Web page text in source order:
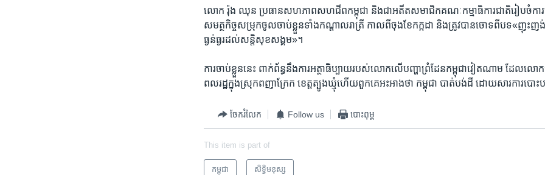
លោក​ រ៉ុង ឈុន ​ប្រធាន​សហភាព​សហជីព​កម្ពុជា ​និង​ជា​អតីត​សមាជិក​គណៈ​កម្មាធិការ​ជាតិ​រៀប​ចំ​ការ​ប
សមត្ថ​កិច្ច​សម្រុក​ចូល​ចាប់​ខ្លួន​ទាំង​កណ្ដាល​រាត្រី ​កាល​ពី​ចុង​ខែ​កក្កដា​ និង​ត្រូវ​បាន​ចោទ​ពី​បទ​«ញុះ​ញង់​ប
ធ្ងន់ធ្ងរ​ដល់​សន្តិសុខ​សង្គម»។ ​
ការ​ចាប់​ខ្លួន​នេះ​ ពាក់ព័ន្ធ​នឹង​ការ​អត្ថាធិប្បាយ​របស់​លោក​លើ​បញ្ហា​ព្រំដែន​កម្ពុជា​វៀតណាម​ ដែល​លោ
ពលរដ្ឋ​ក្នុង​ស្រុក​ពញា​ក្រែក​ ខេត្ត​ត្បូងឃ្មុំ​ហើយ​ពួក​គេ​អះអាង​ថា​ កម្ពុជា ​បាត់​បង់​ដី​ ដោយ​សារ​ការ​បោះ​
ចែករំលែក Follow us បោះពុម្ព
This item is part of
កម្ពុជា សិទ្ធិ​មនុស្ស